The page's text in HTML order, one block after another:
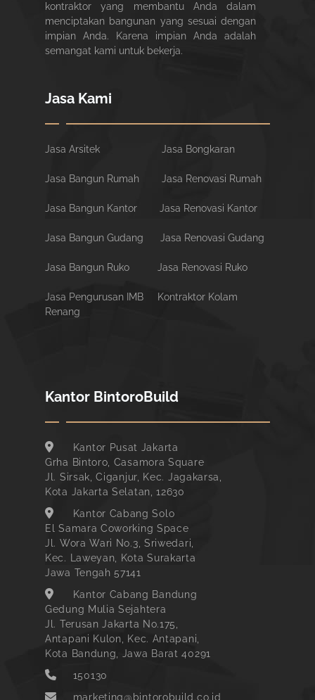
kontraktor yang membantu Anda dalam
menciptakan bangunan yang sesuai dengan
impian Anda. Karena impian Anda adalah
semangat kami untuk bekerja.
Jasa Kami
Jasa Arsitek Jasa Bongkaran
Jasa Bangun Rumah Jasa Renovasi Rumah
Jasa Bangun Kantor Jasa Renovasi Kantor
Jasa Bangun Gudang Jasa Renovasi Gudang
Jasa Bangun Ruko Jasa Renovasi Ruko
Jasa Pengurusan IMB
Kontraktor Kolam
Renang
Kantor BintoroBuild
Kantor Pusat Jakarta
Grha Bintoro, Casamora Square
Jl. Sirsak, Ciganjur, Kec. Jagakarsa,
Kota Jakarta Selatan, 12630
Kantor Cabang Solo
El Samara Coworking Space
Jl. Wora Wari No.3, Sriwedari,
Kec. Laweyan, Kota Surakarta
Jawa Tengah 57141
Kantor Cabang Bandung
Gedung Mulia Sejahtera
Jl. Terusan Jakarta No.175,
Antapani Kulon, Kec. Antapani,
Kota Bandung, Jawa Barat 40291
150130
marketing@bintorobuild.co.id